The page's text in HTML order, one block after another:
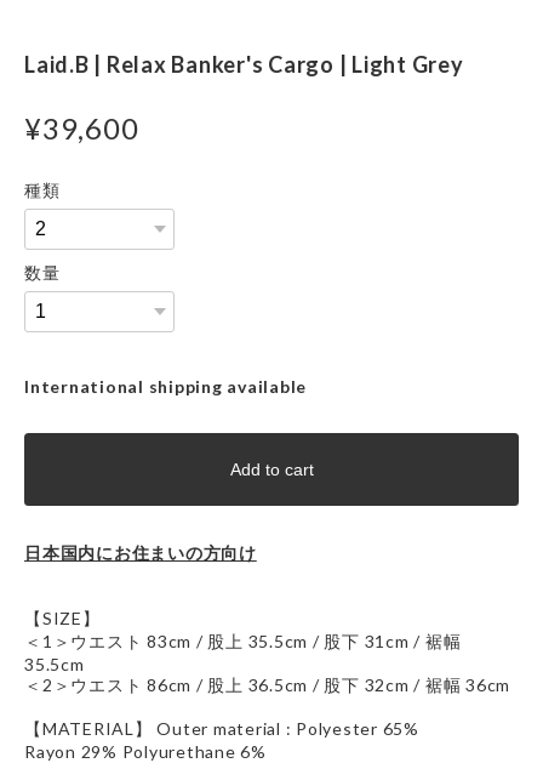
Laid.B | Relax Banker's Cargo | Light Grey
¥39,600
種類
数量
International shipping available
Add to cart
日本国内にお住まいの方向け
【SIZE】
＜1＞ウエスト 83cm / 股上 35.5cm / 股下 31cm / 裾幅
35.5cm
＜2＞ウエスト 86cm / 股上 36.5cm / 股下 32cm / 裾幅 36cm
【MATERIAL】 Outer material : Polyester 65%
Rayon 29% Polyurethane 6%